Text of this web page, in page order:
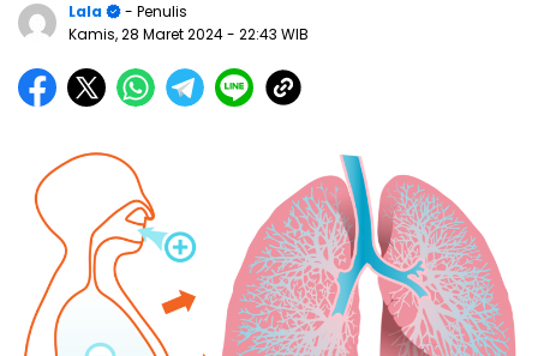
Lala
- Penulis
Kamis, 28 Maret 2024- 22:43 WIB